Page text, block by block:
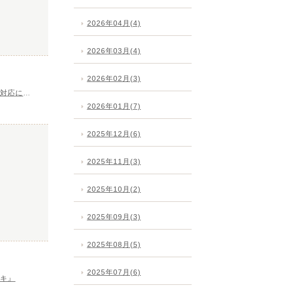
』
2026年04月(4)
2026年03月(4)
2026年02月(3)
2026年01月(7)
2025年12月(6)
2025年11月(3)
2025年10月(2)
2025年09月(3)
2025年08月(5)
2025年07月(6)